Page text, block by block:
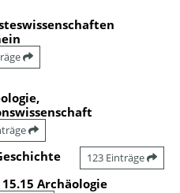
123 Einträge
15.15 Archäologie